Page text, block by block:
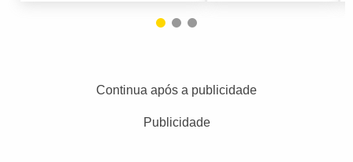
Continua após a publicidade
Publicidade